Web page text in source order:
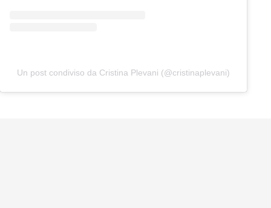
Un post condiviso da Cristina Plevani (@cristinaplevani)